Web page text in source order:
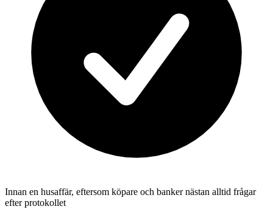
Innan en husaffär, eftersom köpare och banker nästan alltid frågar
efter protokollet